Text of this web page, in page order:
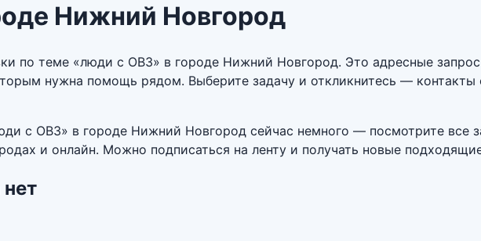
Нижний Новгород
по теме «люди с ОВЗ» в городе Нижний Новгород. Это адресные
нужна помощь рядом. Выберите задачу и откликнитесь — контакты
с ОВЗ» в городе Нижний Новгород сейчас немного — посмотрите все
и онлайн. Можно подписаться на ленту и получать новые